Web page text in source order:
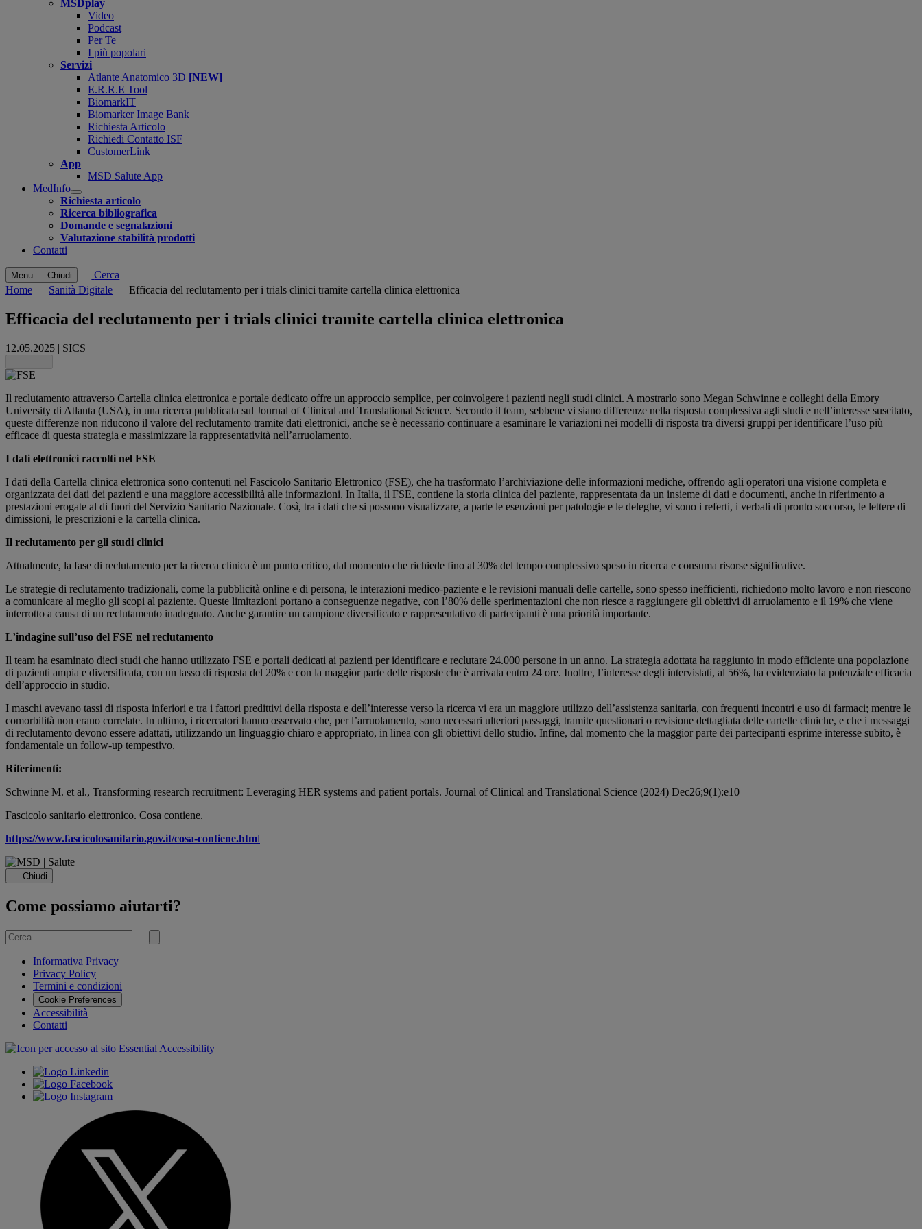
MSDplay
Video
Podcast
Per Te
I più popolari
Servizi
Atlante Anatomico 3D [NEW]
E.R.R.E Tool
BiomarkIT
Biomarker Image Bank
Richiesta Articolo
Richiedi Contatto ISF
CustomerLink
App
MSD Salute App
MedInfo
Open
submenu
Richiesta articolo
Ricerca bibliografica
Domande e segnalazioni
Valutazione stabilità prodotti
Contatti
Menu Chiudi
Cerca
Home
Sanità Digitale Efficacia del reclutamento per i trials clinici tramite cartella clinica elettronica
Efficacia del reclutamento per i trials clinici tramite cartella clinica elettronica
12.05.2025 | SICS
Il reclutamento attraverso Cartella clinica elettronica e portale dedicato offre un approccio semplice, per coinvolgere i pazienti negli studi clinici. A mostrarlo sono Megan Schwinne e colleghi della Emory
University di Atlanta (USA), in una ricerca pubblicata sul Journal of Clinical and Translational Science. Secondo il team, sebbene vi siano differenze nella risposta complessiva agli studi e nell’interesse suscitato,
queste differenze non riducono il valore del reclutamento tramite dati elettronici, anche se è necessario continuare a esaminare le variazioni nei modelli di risposta tra diversi gruppi per identificare l’uso più
efficace di questa strategia e massimizzare la rappresentatività nell’arruolamento.
I dati elettronici raccolti nel FSE
I dati della Cartella clinica elettronica sono contenuti nel Fascicolo Sanitario Elettronico (FSE), che ha trasformato l’archiviazione delle informazioni mediche, offrendo agli operatori una visione completa e
organizzata dei dati dei pazienti e una maggiore accessibilità alle informazioni. In Italia, il FSE, contiene la storia clinica del paziente, rappresentata da un insieme di dati e documenti, anche in riferimento a
prestazioni erogate al di fuori del Servizio Sanitario Nazionale. Così, tra i dati che si possono visualizzare, a parte le esenzioni per patologie e le deleghe, vi sono i referti, i verbali di pronto soccorso, le lettere di
dimissioni, le prescrizioni e la cartella clinica.
Il reclutamento per gli studi clinici
Attualmente, la fase di reclutamento per la ricerca clinica è un punto critico, dal momento che richiede fino al 30% del tempo complessivo speso in ricerca e consuma risorse significative.
Le strategie di reclutamento tradizionali, come la pubblicità online e di persona, le interazioni medico-paziente e le revisioni manuali delle cartelle, sono spesso inefficienti, richiedono molto lavoro e non riescono
a comunicare al meglio gli scopi al paziente. Queste limitazioni portano a conseguenze negative, con l’80% delle sperimentazioni che non riesce a raggiungere gli obiettivi di arruolamento e il 19% che viene
interrotto a causa di un reclutamento inadeguato. Anche garantire un campione diversificato e rappresentativo di partecipanti è una priorità importante.
L’indagine sull’uso del FSE nel reclutamento
Il team ha esaminato dieci studi che hanno utilizzato FSE e portali dedicati ai pazienti per identificare e reclutare 24.000 persone in un anno. La strategia adottata ha raggiunto in modo efficiente una popolazione
di pazienti ampia e diversificata, con un tasso di risposta del 20% e con la maggior parte delle risposte che è arrivata entro 24 ore. Inoltre, l’interesse degli intervistati, al 56%, ha evidenziato la potenziale efficacia
dell’approccio in studio.
I maschi avevano tassi di risposta inferiori e tra i fattori predittivi della risposta e dell’interesse verso la ricerca vi era un maggiore utilizzo dell’assistenza sanitaria, con frequenti incontri e uso di farmaci; mentre le
comorbilità non erano correlate. In ultimo, i ricercatori hanno osservato che, per l’arruolamento, sono necessari ulteriori passaggi, tramite questionari o revisione dettagliata delle cartelle cliniche, e che i messaggi
di reclutamento devono essere adattati, utilizzando un linguaggio chiaro e appropriato, in linea con gli obiettivi dello studio. Infine, dal momento che la maggior parte dei partecipanti esprime interesse subito, è
fondamentale un follow-up tempestivo.
Riferimenti:
Schwinne M. et al., Transforming research recruitment: Leveraging HER systems and patient portals. Journal of Clinical and Translational Science (2024) Dec26;9(1):e10
Fascicolo sanitario elettronico. Cosa contiene.
https://www.fascicolosanitario.gov.it/cosa-contiene.html
Chiudi
Come possiamo aiutarti?
Cerca
per
Invia
Informativa Privacy
Privacy Policy
Termini e condizioni
Cookie Preferences
Accessibilità
Contatti